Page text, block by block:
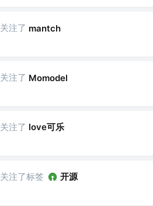
关注了 mantch
关注了 Momodel
关注了 love可乐
关注了标签 开源